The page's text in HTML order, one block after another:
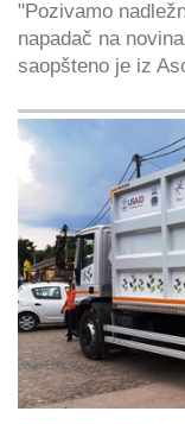
"Pozivamo
napadač na
saopšteno je iz